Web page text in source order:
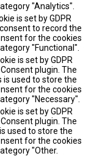
"Analytics".
is set by GDPR
to record the
for the cookies
"Functional".
is set by GDPR
plugin. The
is used to store the
for the cookies
"Necessary".
is set by GDPR
plugin. The
used to store the
for the cookies
"Other.